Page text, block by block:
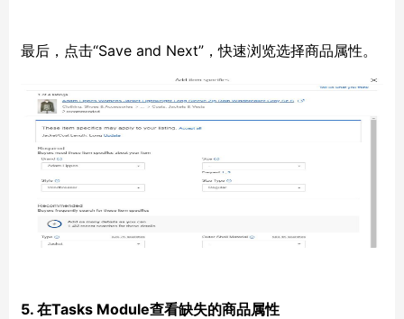
最后，点击“Save and Next”，快速浏览选择商品属性。
5. 在Tasks Module查看缺失的商品属性